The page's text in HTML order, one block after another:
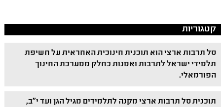
קטגוריות
סל תרבות ארצי הוא תוכנית חינוכית האחראית על חשיפת
תלמידי ישראל לתרבות ואמנות כחלק ממערכת החינוך
הפורמאלי.
תוכנית סל תרבות ארצי מקנה לתלמידים מגיל הגן ועד י"ב,